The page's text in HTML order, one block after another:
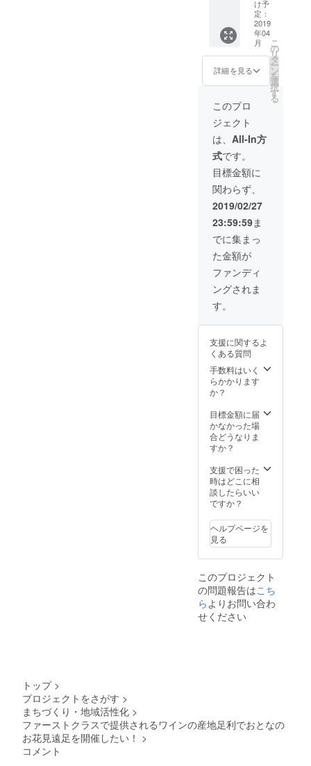
に取り組み
ます！
▼はじめに
ご挨拶
こんにち
は、塩崎庄
左衛門で
す。
私は東京の
自由が丘で
フランス惣
菜料理店を
していまし
た。2018年8
月いっぱい
で店を長年
やって来た
ソムリエの
相棒に譲
り、自由が
醸造場を
作ってワイ
ンの町にし
たいと思
い、まずは
畑と苗木作
りのために
山梨県北杜
市で栽培を
始めようと
していまし
自由が丘と
いう都心の
商業エリア
に醸造場を
つくり、ワ
イン醸造を
いる感覚な
ニュー
ミヤコ
ホテル
宿泊料
＋夕食
付き) ＋
朝食付
金が含
まれて
いま
す。
くだ
さった
全ての
方は
「新元
号と歩
むオリ
ジナル
Myワイ
ン」の
苗木を
得る権
利が獲
ただ
し、苗
木の購
入につ
いて
は、別
要で
す。ご
了承く
木の購
入につ
いて
は、別
途苗木
代が必
要で
ださ
2 ワイ
ンは自
然条件
により
製造量
や品質
が変わ
りやす
為、出
荷時期
の変更
や同等
品での
対応と
なる場
す。あ
らかじ
めご了
承くだ
さい。
酒販免
ワイン
です。
＊1 ご
参加く
ださっ
た全て
の方は
むオリ
ジナル
Myワイ
ン」の
苗木を
得る権
利が獲
得でき
ます。
ただ
し、苗
木の購
入につ
いて
は、別
途苗木
代が必
要で
ださ
い。 ＊
2 ワイ
ンは自
然条件
により
が変わ
りやす
いの
の変更
や同等
品での
対応と
合もあ
りま
す。あ
らかじ
承くだ
さい。
酒販免
許取得
済
くださ
い。）
2019年
4月6日
土曜
日 午
前9時
東部伊
勢崎
線 足
利市駅
集合 ■
東武浅
草駅
07:40
発 東
武特急
りょう
もう3号
赤城行
に乗る
と ■足
利市
駅
08:53
着 で
草〜足
967円
浅草〜
足利市
1,030円
(特急指
金)
チャー
ターバ
スで遠
始！ 遠
足参加
チケッ
トに
学バス
代、
BBQ、
ワイン
まれて
いま
す。
(＊)参加
くだ
ン」の
苗木を
け予
定：
2019
年04
月
詳細を見る
こ
の
リ
タ
ー
ン
を
選
択
す
る
このプロ
ジェクト
は、 All-In方
式です。
目標金額に
関わらず、
2019/02/27
23:59:59ま
でに集まっ
た金額が
ファンディ
ングされま
す。
支援に関するよ
くある質問
手数料はいく
らかかります
か？
目標金額に届
かなかった場
合どうなりま
すか？
支援で困った
時はどこに相
談したらいい
ですか？
ヘルプページを
見る
このプロジェクト
の問題報告はこち
ら よりお問い合わ
せください
トップ >
プロジェクトをさがす >
まちづくり・地域活性化 >
ファーストクラスで提供されるワインの産地足利でおとなの
お花見遠足を開催したい！ >
コメント